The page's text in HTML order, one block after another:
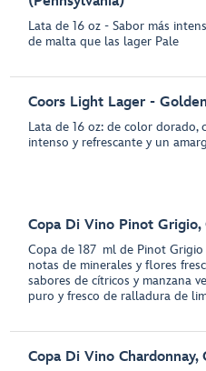
Lata de 16 oz - Sabor más
de malta que las lager Pale
Coors Light Lager -
Lata de 16 oz: de color dorado,
intenso y refrescante y un
Copa Di Vino Pinot Grigio,
Copa de 187 ml de Pinot Grigio
notas de minerales y flores
sabores de cítricos y manzana
puro y fresco de ralladura de
Copa Di Vino Chardonnay,